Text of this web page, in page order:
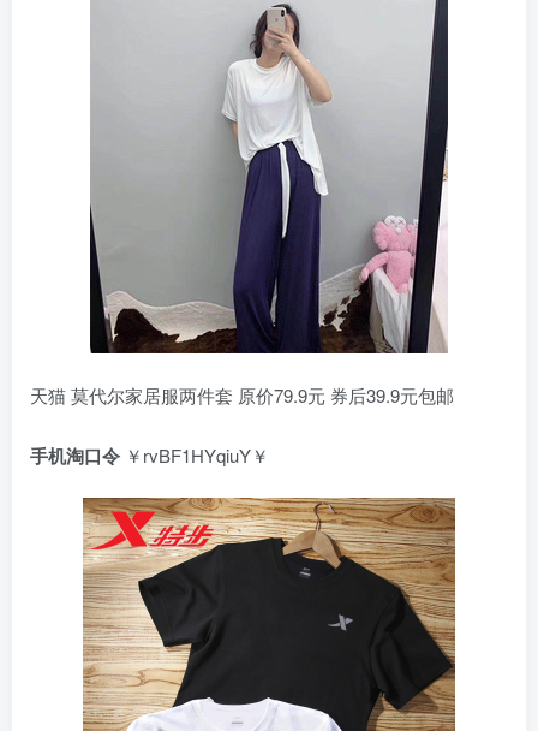
天猫 莫代尔家居服两件套 原价79.9元 券后39.9元包邮
手机淘口令 ￥rvBF1HYqiuY￥